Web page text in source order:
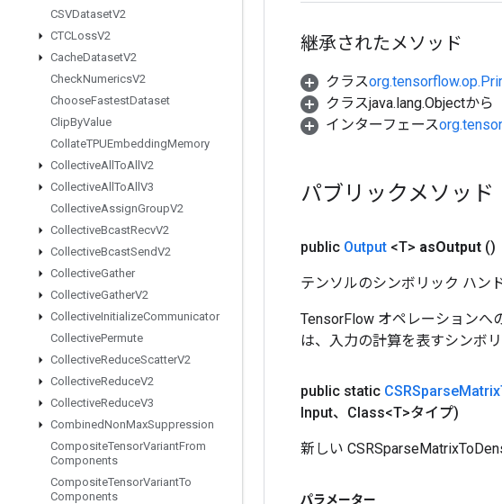
CSVDatasetV2
CTCLossV2
CacheDatasetV2
CheckNumericsV2
ChooseFastestDataset
ClipByValue
CollateTPUEmbeddingMemory
CollectiveAll ToAll V2
CollectiveAll ToAll V3
CollectiveAssignGroupV2
CollectiveBcastRecvV2
CollectiveBcastSendV2
CollectiveGather
CollectiveGatherV2
CollectiveInitializeCommunicator
CollectivePermute
CollectiveReduceScatterV2
CollectiveReduceV2
CollectiveReduceV3
CombinedNonMaxSuppression
CompositeTensorVariantFrom
Components
CompositeTensorVariantTo
Components
継承されたメソッド
クラス
クラスjava.lang.Objectから
インターフェース
パブリックメソッド
public Output <T> asOutput ()
テンソルのシンボリック ハン
TensorFlow オペレーションへ
は、入力の計算を表すシンボ
public static CSRSparseMatrix
Input、Class<T>タイプ)
新しい
パラメーター